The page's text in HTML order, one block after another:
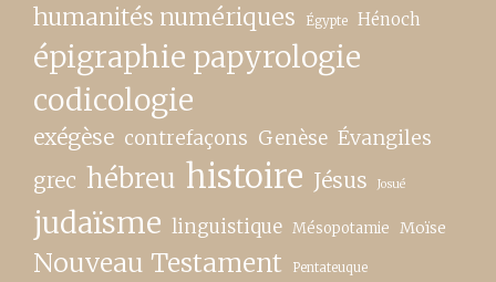
humanités numériques Égypte Hénoch
épigraphie papyrologie
codicologie
exégèse contrefaçons Genèse Évangiles
grec hébreu histoire Jésus Josué
judaïsme linguistique Mésopotamie Moïse
Nouveau Testament Pentateuque